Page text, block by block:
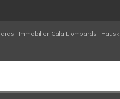
Immobilien Cala Llombards